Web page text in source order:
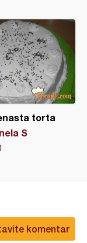
torta
S
komentar